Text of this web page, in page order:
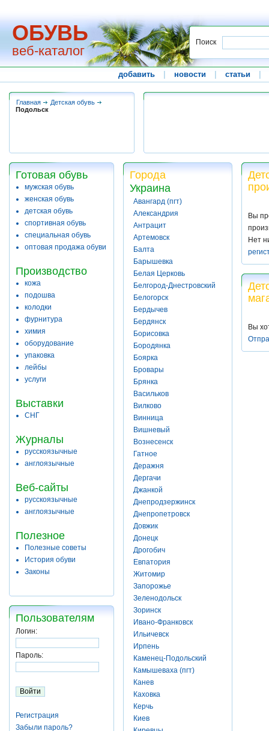
ОБУВЬ
веб-каталог
Поиск
добавить новости статьи
Главная
Детская обувь
Подольск
Готовая обувь
мужская обувь
женская обувь
детская обувь
спортивная обувь
специальная обувь
оптовая продажа обуви
Производство
кожа
подошва
колодки
фурнитура
химия
оборудование
упаковка
лейбы
услуги
Выставки
СНГ
Журналы
русскоязычные
англоязычные
Веб-сайты
русскоязычные
англоязычные
Полезное
Полезные советы
История обуви
Законы
Пользователям
Логин:
Пароль:
Регистрация
Забыли пароль?
Города
Украина
Авангард (пгт)
Александрия
Антрацит
Артемовск
Балта
Барышевка
Белая Церковь
Белгород-Днестровский
Белогорск
Бердычев
Бердянск
Борисовка
Бородянка
Боярка
Бровары
Брянка
Васильков
Вилково
Винница
Вишневый
Вознесенск
Гатное
Деражня
Дергачи
Джанкой
Днепродзержинск
Днепропетровск
Довжик
Донецк
Дрогобич
Евпатория
Житомир
Запорожье
Зеленодольск
Зоринск
Ивано-Франковск
Ильичевск
Ирпень
Каменец-Подольский
Камышеваха (пгт)
Канев
Каховка
Керчь
Киев
Вы
Нет
Вы